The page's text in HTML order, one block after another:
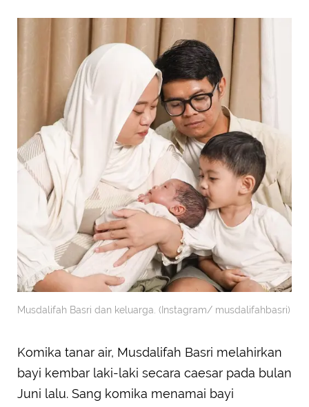
Musdalifah Basri dan keluarga. (Instagram/ musdalifahbasri)
Komika tanar air, Musdalifah Basri melahirkan
bayi kembar laki-laki secara caesar pada bulan
Juni lalu. Sang komika menamai bayi